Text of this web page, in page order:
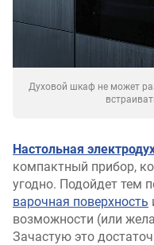
Духовой шкаф не может
Настольная
компактный прибор,
угодно. Подойдет тем
варочная поверхность
возможности (или
Зачастую это